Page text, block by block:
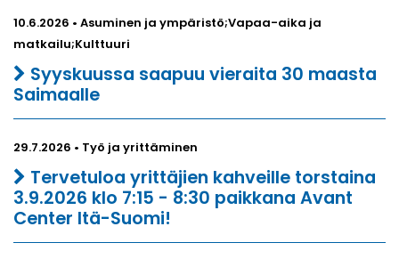
10.6.2026 • Asuminen ja ympäristö;Vapaa-aika ja
matkailu;Kulttuuri
Syyskuussa saapuu vieraita 30 maasta
Saimaalle
29.7.2026 • Työ ja yrittäminen
Tervetuloa yrittäjien kahveille torstaina
3.9.2026 klo 7:15 - 8:30 paikkana Avant
Center Itä-Suomi!